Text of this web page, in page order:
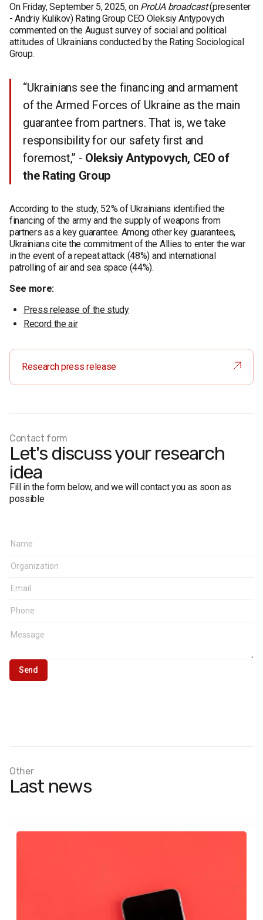
On Friday, September 5, 2025, on ProUA broadcast(presenter
- Andriy Kulikov) Rating Group CEO Oleksiy Antypovych
commented on the August survey of social and political
attitudes of Ukrainians conducted by the Rating Sociological
Group.
“Ukrainians see the financing and armament
of the Armed Forces of Ukraine as the main
guarantee from partners. That is, we take
responsibility for our safety first and
foremost,” - Oleksiy Antypovych, CEO of
the Rating Group
According to the study, 52% of Ukrainians identified the
financing of the army and the supply of weapons from
partners as a key guarantee. Among other key guarantees,
Ukrainians cite the commitment of the Allies to enter the war
in the event of a repeat attack (48%) and international
patrolling of air and sea space (44%).
See more:
Press release of the study
Record the air
Research press release
Contact form
Let's discuss your research
idea
Fill in the form below, and we will contact you as soon as
possible
Other
Last news